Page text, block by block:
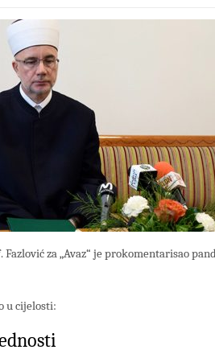
za „Avaz“ je prokomentarisao
u cijelosti: